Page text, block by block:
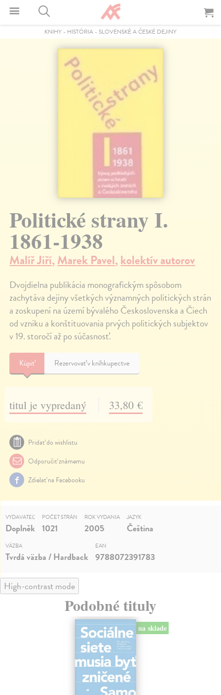
KNIHY - HISTÓRIA - SLOVENSKÉ A ČESKÉ DEJINY
Politické strany I.
1861-1938
Malíř Jiří,Marek Pavel,kolektív autorov
Dvojdielna publikácia monografickým spôsobom
zachytáva dejiny všetkých významných politických strán
a zoskupení na území bývalého Československa a Čiech
od vzniku a konštituovania prvých politických subjektov
v 19. storočí až po súčasnosť.
Kúpiť Rezervovať v kníhkupectve
titul je vypredaný 33,80 €
Pridať do wishlistu
Odporučiť známemu
Zdielať na Facebooku
VYDAVATEĽ
Doplněk
POČET STRÁN
1021
ROK VYDANIA
2005
JAZYK
Čeština
VÄZBA
Tvrdá väzba / Hardback
EAN
9788072391783
High-contrast mode
Podobné tituly
na sklade